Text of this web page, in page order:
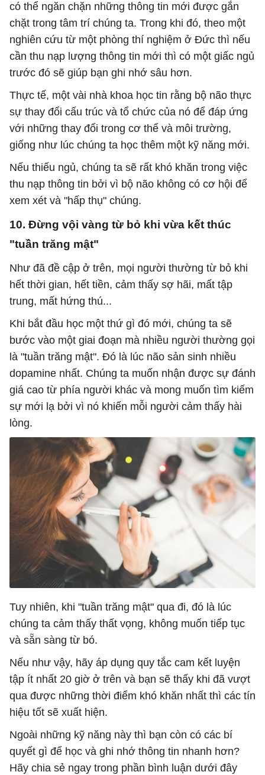
có thể ngăn chặn những thông tin mới được gắn
chặt trong tâm trí chúng ta. Trong khi đó, theo một
nghiên cứu từ một phòng thí nghiệm ở Đức thì nếu
cần thu nạp lượng thông tin mới thì có một giấc ngủ
trước đó sẽ giúp bạn ghi nhớ sâu hơn.
Thực tế, một vài nhà khoa học tin rằng bộ não thực
sự thay đổi cấu trúc và tổ chức của nó để đáp ứng
với những thay đổi trong cơ thể và môi trường,
giống như lúc chúng ta học thêm một kỹ năng mới.
Nếu thiếu ngủ, chúng ta sẽ rất khó khăn trong việc
thu nạp thông tin bởi vì bộ não không có cơ hội để
xem xét và "hấp thụ" chúng.
10. Đừng vội vàng từ bỏ khi vừa kết thúc
"tuần trăng mật"
Như đã đề cập ở trên, mọi người thường từ bỏ khi
hết thời gian, hết tiền, cảm thấy sợ hãi, mất tập
trung, mất hứng thú...
Khi bắt đầu học một thứ gì đó mới, chúng ta sẽ
bước vào một giai đoạn mà nhiều người thường gọi
là "tuần trăng mật". Đó là lúc não sản sinh nhiều
dopamine nhất. Chúng ta muốn nhận được sự đánh
giá cao từ phía người khác và mong muốn tìm kiếm
sự mới lạ bởi vì nó khiến mỗi người cảm thấy hài
lòng.
Tuy nhiên, khi "tuần trăng mật" qua đi, đó là lúc
chúng ta cảm thấy thất vọng, không muốn tiếp tục
và sẵn sàng từ bó.
Nếu như vậy, hãy áp dụng quy tắc cam kết luyện
tập ít nhất 20 giờ ở trên và bạn sẽ thấy khi đã vượt
qua được những thời điểm khó khăn nhất thì các tín
hiệu tốt sẽ xuất hiện.
Ngoài những kỹ năng này thì bạn còn có các bí
quyết gì để học và ghi nhớ thông tin nhanh hơn?
Hãy chia sẻ ngay trong phần bình luận dưới đây